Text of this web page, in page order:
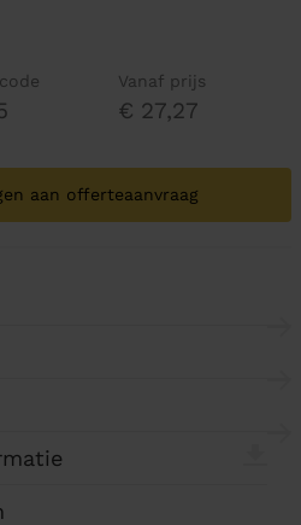
Vanaf prijs
€ 27,27
aan offerteaanvraag